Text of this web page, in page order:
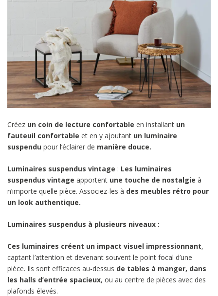
Créez un coin de lecture confortable en installant un
fauteuil confortable et en y ajoutant un luminaire
suspendu pour l’éclairer de manière douce.
Luminaires suspendus vintage : Les luminaires
suspendus vintage apportent une touche de nostalgie à
n’importe quelle pièce. Associez-les à des meubles rétro pour
un look authentique.
Luminaires suspendus à plusieurs niveaux :
Ces luminaires créent un impact visuel impressionnant,
captant l’attention et devenant souvent le point focal d’une
pièce. Ils sont efficaces au-dessus de tables à manger, dans
les halls d’entrée spacieux, ou au centre de pièces avec des
plafonds élevés.